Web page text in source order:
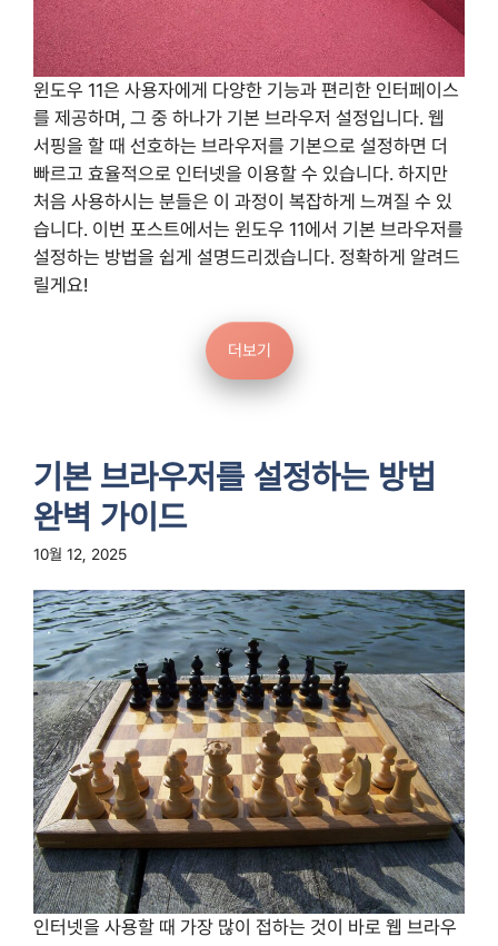
윈도우 11은 사용자에게 다양한 기능과 편리한 인터페이스
를 제공하며, 그 중 하나가 기본 브라우저 설정입니다. 웹
서핑을 할 때 선호하는 브라우저를 기본으로 설정하면 더
빠르고 효율적으로 인터넷을 이용할 수 있습니다. 하지만
처음 사용하시는 분들은 이 과정이 복잡하게 느껴질 수 있
습니다. 이번 포스트에서는 윈도우 11에서 기본 브라우저를
설정하는 방법을 쉽게 설명드리겠습니다. 정확하게 알려드
릴게요!
더보기
기본 브라우저를 설정하는 방법
완벽 가이드
10월 12, 2025
인터넷을 사용할 때 가장 많이 접하는 것이 바로 웹 브라우